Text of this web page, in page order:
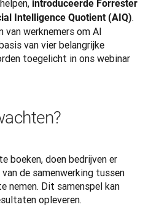
introduceerde Forrester
Intelligence Quotient (AIQ).
van werknemers om AI
van vier belangrijke
boeken, doen bedrijven er
de samenwerking tussen
nemen. Dit samenspel kan
opleveren.